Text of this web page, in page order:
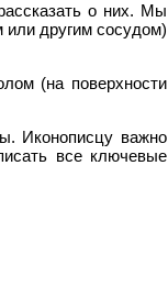
о них. Мы
другим сосудом)
(на поверхности
Иконописцу важно
все клю­чевые